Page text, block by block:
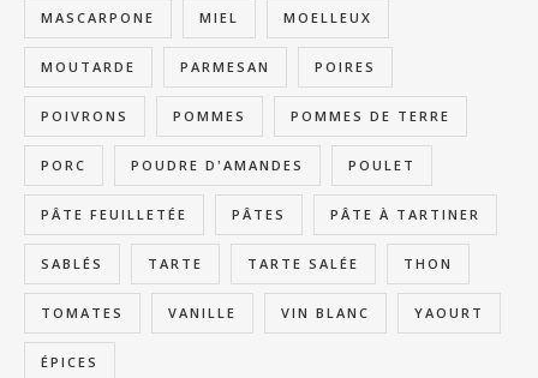
MASCARPONE MIEL MOELLEUX
MOUTARDE PARMESAN POIRES
POIVRONS POMMES POMMES DE TERRE
PORC POUDRE D'AMANDES POULET
PÂTE FEUILLETÉE PÂTES PÂTE À TARTINER
SABLÉS TARTE TARTE SALÉE THON
TOMATES VANILLE VIN BLANC YAOURT
ÉPICES